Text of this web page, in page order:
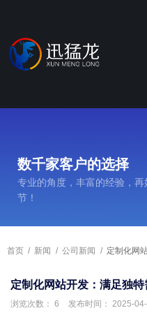
数千家客户的选择
专业的角度，丰富的经验，
节！
首页 / 新闻 / 公司新闻 / 定制化网
定制化网站开发：满足独
浏览次数： 6 发布时间： 2025-